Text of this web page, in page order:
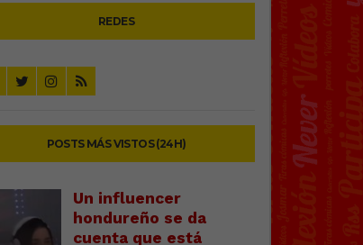
REDES
POSTS MÁS VISTOS (24H)
Un influencer
hondureño se da
cuenta que está